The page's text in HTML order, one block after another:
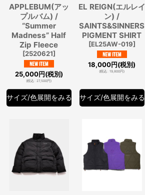
APPLEBUM(アッ
プルバム) /
“Summer
Madness” Half
Zip Fleece
[2520621]
25,000円(税別)
(税込: 27,500円)
サイズ/色展開をみる
EL REIGN(エルレイ
ン) /
SAINTS&SINNERS
PIGMENT SHIRT
[EL25AW-019]
18,000円(税別)
(税込: 19,800円)
サイズ/色展開をみる